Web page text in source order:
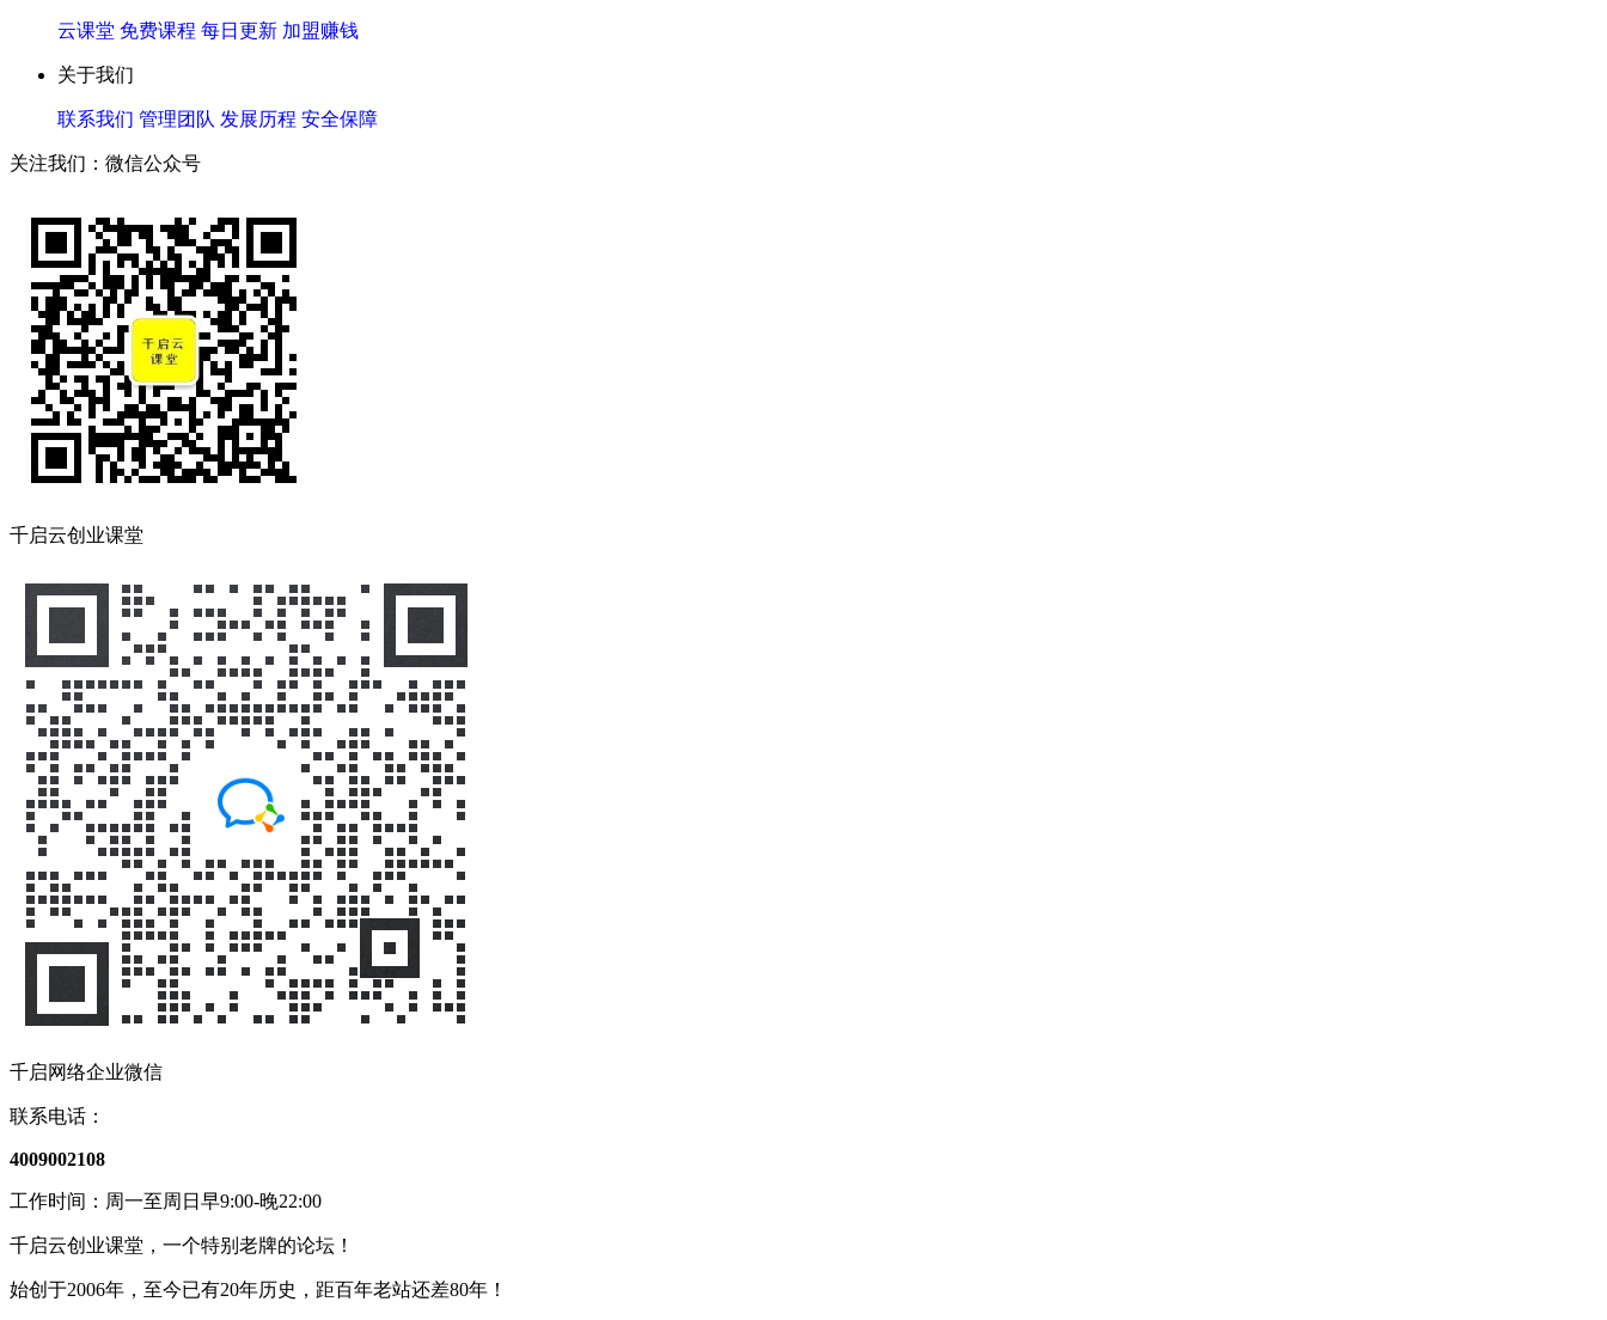
云课堂 免费课程 每日更新 加盟赚钱
关于我们
联系我们 管理团队 发展历程 安全保障
关注我们：微信公众号
千启云创业课堂
千启网络企业微信
联系电话：
4009002108
工作时间：周一至周日早9:00-晚22:00
千启云创业课堂，一个特别老牌的论坛！
始创于2006年，至今已有20年历史，距百年老站还差80年！